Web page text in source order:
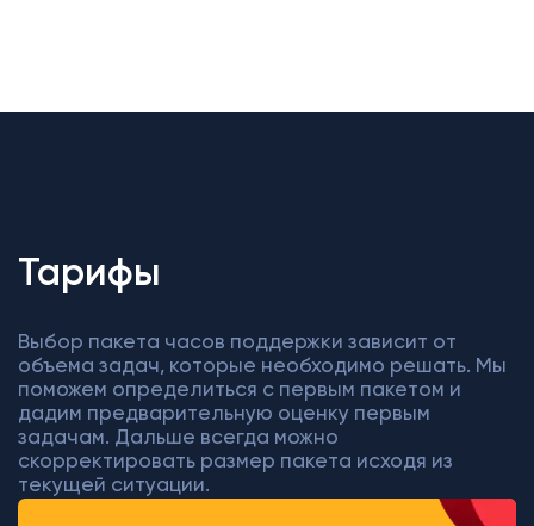
Тарифы
Выбор пакета часов поддержки зависит от
объема задач, которые необходимо решать. Мы
поможем определиться с первым пакетом и
дадим предварительную оценку первым
задачам. Дальше всегда можно
скорректировать размер пакета исходя из
текущей ситуации.